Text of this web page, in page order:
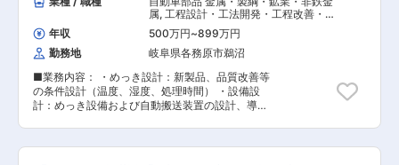
繕コストの削減を図っております。社内のコスト
を意識した修繕活動をした経験や、コスト管理の
経験をお持ちの方も歓迎いたします。 ■組織構
成： 4名担当者がおります(本社2名、可児工場1
名、鳥取工場1名) ■当社の魅力： 当社は同時5軸
マシニングセンタをはじめとした複雑な形状や大
物部品加工など幅広いニーズに対応できる充実な
設備を保有しております。航空機部品の加工は高
の中で当社はいち早く5軸マシニングセンタを導
入し、業界の中でもトップクラス水準の切削加工
る予定です。 ■業務内容 自動車整備に伴う、下
記のような幅広い業務をご担当いただきます。 メ
ーカー問わず整備車両が入庫してくるので、様々
なメーカーの知識やスキルが身に付けたい方是非
チャレンジください。※スキルに合わせてお任せ
していきます。 ・車検に伴う整備 ・一般整備
（点検、オイル交換など） ・重整備 ・若手の育
成・マネジメント ■求人の魅力 ・本人の希望や
適性に合わせたキャリアパスを用意しています。
属, 工程設計・工法開発・工程改善・
IE（機械・金属加工） 設備立ち上げ・
設計（機械設計）
年収 500万円~899万円
勤務地
岐阜県各務原市鵜沼
■業務内容： ・めっき設計：新製品、品質改善等
の条件設計（温度、湿度、処理時間） ・設備設
計：めっき設備および自動搬送装置の設計、導入
ロジェクトリード ■業務のテーマ： 上記業務に
あたり、以下の中からテーマを持っていただきま